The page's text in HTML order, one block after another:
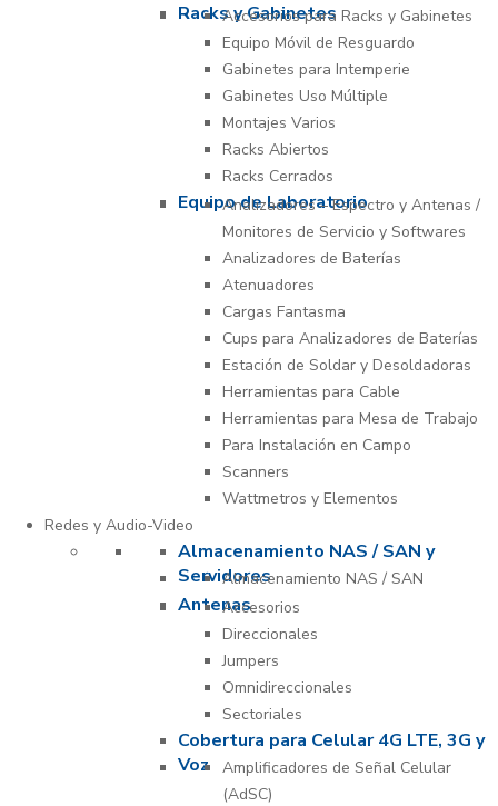
Racks y Gabinetes
Accesorios para Racks y Gabinetes
Equipo Móvil de Resguardo
Gabinetes para Intemperie
Gabinetes Uso Múltiple
Montajes Varios
Racks Abiertos
Racks Cerrados
Equipo de Laboratorio
Analizadores – Espectro y Antenas /
Monitores de Servicio y Softwares
Analizadores de Baterías
Atenuadores
Cargas Fantasma
Cups para Analizadores de Baterías
Estación de Soldar y Desoldadoras
Herramientas para Cable
Herramientas para Mesa de Trabajo
Para Instalación en Campo
Scanners
Wattmetros y Elementos
Redes y Audio-Video
Almacenamiento NAS / SAN y
Servidores
Almacenamiento NAS / SAN
AntenasAccesorios
Direccionales
Jumpers
Omnidireccionales
Sectoriales
Cobertura para Celular 4G LTE, 3G y
Voz
Amplificadores de Señal Celular
(AdSC)